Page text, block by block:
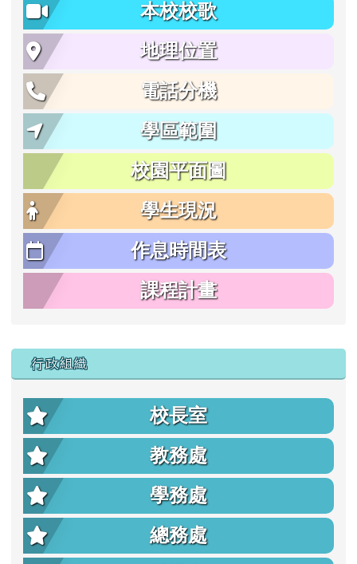
本校校歌
地理位置
電話分機
學區範圍
校園平面圖
學生現況
作息時間表
課程計畫
行政組織
校長室
教務處
學務處
總務處